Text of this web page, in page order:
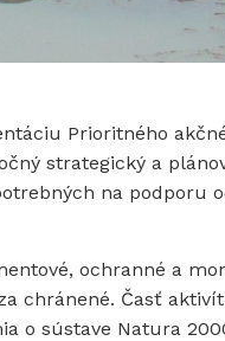
Prioritného
strategický a
na podporu
ochranné a
chránené. Časť
o sústave Natura